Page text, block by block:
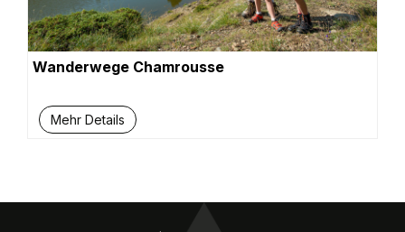
Wanderwege Chamrousse
Mehr Details